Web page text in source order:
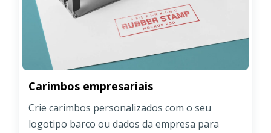
Carimbos empresariais
Crie carimbos personalizados com o seu
logotipo barco ou dados da empresa para